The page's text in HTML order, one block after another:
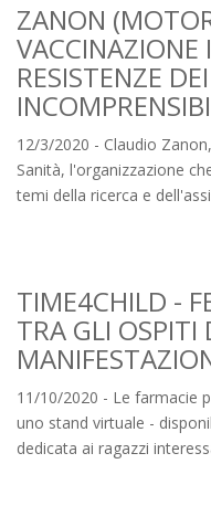
ZANON
VACCINAZIONE
RESISTENZE
12/3/2020 - Claudio
Sanità, l'organizzazione
temi della ricerca e
TIME4CHILD -
TRA GLI OSPITI
11/10/2020 - Le farmacie
uno stand virtuale -
dedicata ai ragazzi